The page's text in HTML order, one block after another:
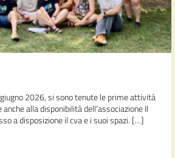
2026, si sono tenute le prime attività
alla disponibilità dell’associazione Il
a disposizione il cva e i suoi spazi. […]